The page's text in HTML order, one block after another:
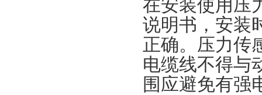
在安装使用压
说明书，安装
正确。压力传
电缆线不得与
围应避免有强